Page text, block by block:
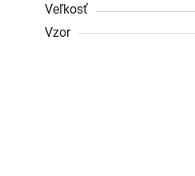
Veľkosť
Vzor